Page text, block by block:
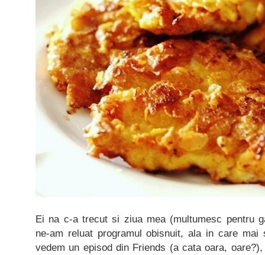
Ei na c-a trecut si ziua mea (multumesc pentru
ne-am reluat programul obisnuit, ala in care mai
vedem un episod din Friends (a cata oara,